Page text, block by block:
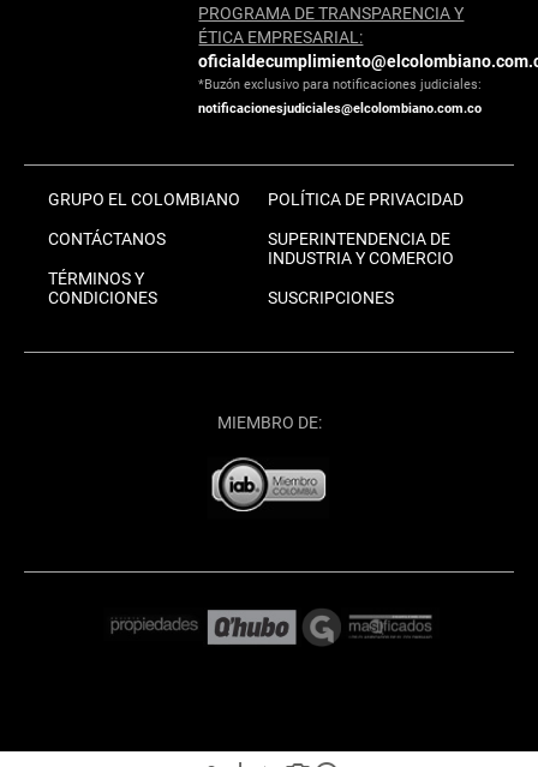
PROGRAMA DE TRANSPARENCIA Y
ÉTICA EMPRESARIAL:
*Buzón exclusivo para notificaciones judiciales:
notificacionesjudiciales@elcolombiano.com.co
GRUPO EL COLOMBIANO
CONTÁCTANOS
TÉRMINOS Y
CONDICIONES
POLÍTICA DE PRIVACIDAD
SUPERINTENDENCIA DE
INDUSTRIA Y COMERCIO
SUSCRIPCIONES
MIEMBRO DE: